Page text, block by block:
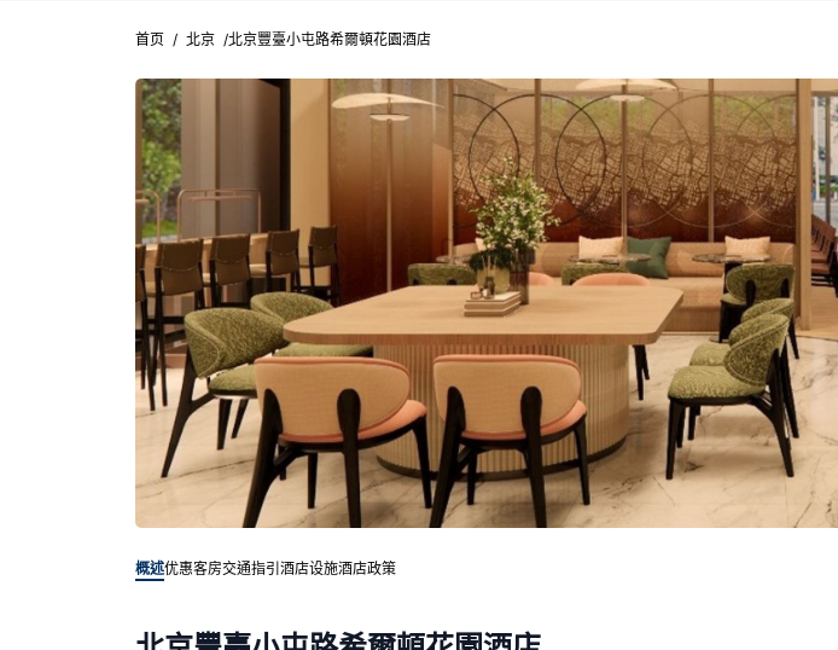
首页 / 北京 /北京豐臺小屯路希爾頓花園酒店
概述优惠客房交通指引 酒店设施酒店政策